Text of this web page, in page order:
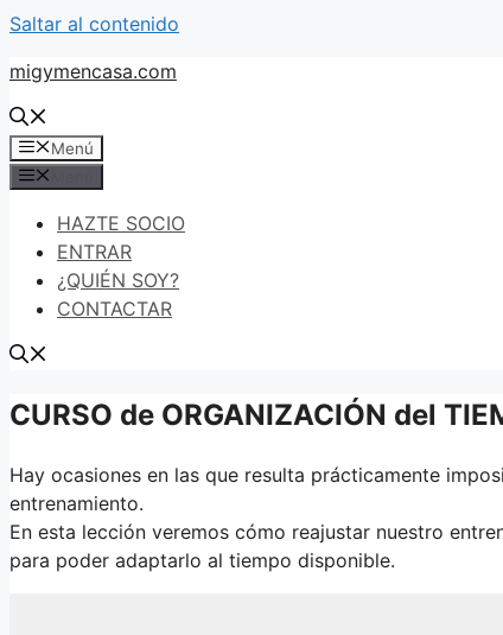
Saltar al contenido
migymencasa.com
Menú
HAZTE SOCIO
ENTRAR
¿QUIÉN SOY?
CONTACTAR
CURSO de ORGANIZACIÓN del
Hay ocasiones en las que resulta prácticamente
entrenamiento.
En esta lección veremos cómo reajustar nuestro
para poder adaptarlo al tiempo disponible.